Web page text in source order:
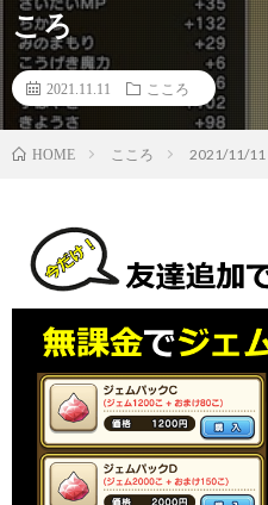
ころ
2021.11.11 こころ
HOME こころ 2021/11/11